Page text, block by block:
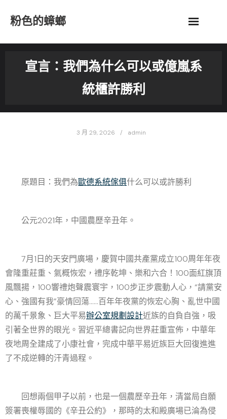
粉色的蟑螂
宣言：我們為什么可以或億嵐系
統櫃許勝利
3 月 29, 2026 admin
原題目：我們為歐德系統傢俱什么可以或許勝利
公元2021年，中國農歷辛丑年。
7月1日的天安門廣場，慶賀中國共產黨成立100周年年夜
會隆重莊重、氣概恢宏，禮序乾坤、樂和六合！100面紅旗頂
風飄揚，100響禮炮聲震寰宇，100步正步震動人心，“請黨安
心、強國有我”豪情回蕩……百年年夜黨的恢宏心胸、亂世中國
的萬千景象、巨大平易辦公室規劃設計近族的自負自強，吸
引著全世界的眼光。習近平總書記向世界莊重宣佈，中華年
夜地周全建成了小康社會，完成中華平易近族巨大回復進進
了不成逆轉的汗青過程。
回想兩個甲子以前，也是一個農歷辛丑年，清當局自願
簽署喪權辱國的《辛丑公約》，那時的太和殿廣場已淪為侵